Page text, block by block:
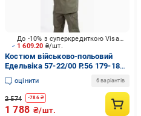
1 609.20 ₴/шт.
До -10% з суперкредиткою Visa Вигода
Костюм військово-польовий
Едельвіка 57-22/00 Р.56 179-185
см р.XL
оцінити 6 варіантів
2 574 -786₴
1 788 ₴/шт.